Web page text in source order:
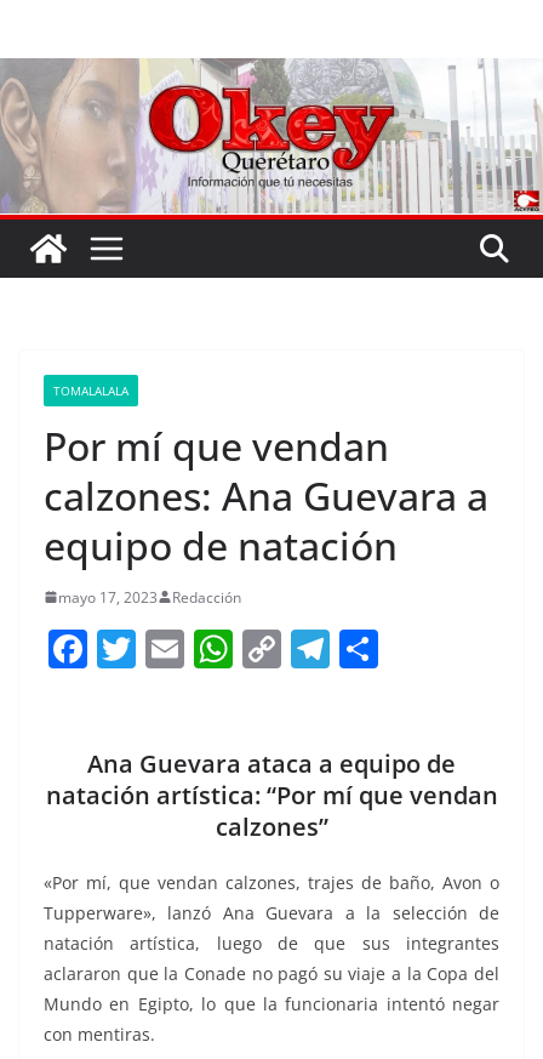
contenido
TOMALALALA
Por mí que vendan
calzones: Ana Guevara a
equipo de natación
mayo 17, 2023 Redacción
F
e
b
o
k
T
er
E
l
W
s
A
p
p
C
y
Li
n
k
T
gr
a
e
Ana Guevara ataca a equipo de
natación artística: “Por mí que vendan
calzones”
«Por mí, que vendan calzones, trajes de baño, Avon o
Tupperware», lanzó Ana Guevara a la selección de
natación artística, luego de que sus integrantes
aclararon que la Conade no pagó su viaje a la Copa del
Mundo en Egipto, lo que la funcionaria intentó negar
con mentiras.